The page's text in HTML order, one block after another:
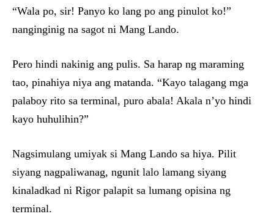
“Wala po, sir! Panyo ko lang po ang pinulot ko!”
nanginginig na sagot ni Mang Lando.
Pero hindi nakinig ang pulis. Sa harap ng maraming
tao, pinahiya niya ang matanda. “Kayo talagang mga
palaboy rito sa terminal, puro abala! Akala n’yo hindi
kayo huhulihin?”
Nagsimulang umiyak si Mang Lando sa hiya. Pilit
siyang nagpaliwanag, ngunit lalo lamang siyang
kinaladkad ni Rigor palapit sa lumang opisina ng
terminal.